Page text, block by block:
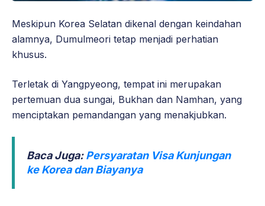
Meskipun Korea Selatan dikenal dengan keindahan
alamnya, Dumulmeori tetap menjadi perhatian
khusus.
Terletak di Yangpyeong, tempat ini merupakan
pertemuan dua sungai, Bukhan dan Namhan, yang
menciptakan pemandangan yang menakjubkan.
Baca Juga:Persyaratan Visa Kunjungan
ke Korea dan Biayanya